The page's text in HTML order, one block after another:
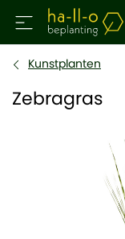
Kunstplanten
Zebragras